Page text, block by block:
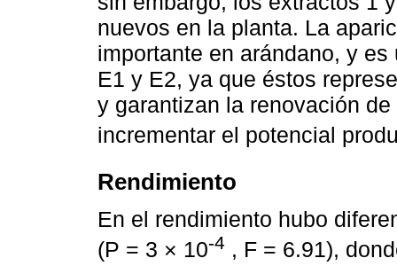
nuevos en la planta. La
importante en arándano, y
E1 y E2, ya que éstos
y garantizan la renovación
incrementar el potencial
Rendimiento
En el rendimiento hubo
(P = 3 × 10-4 , F = 6.91),